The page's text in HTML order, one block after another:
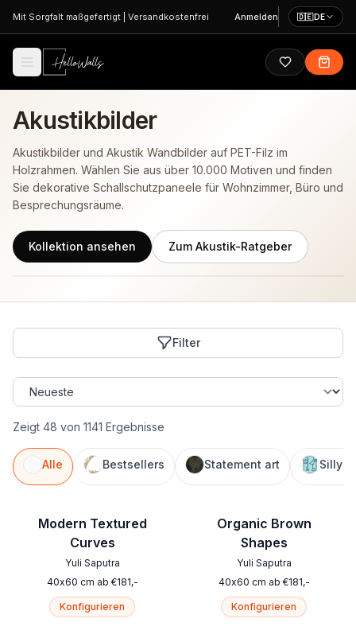
Zum Hauptinhalt springen
Mit Sorgfalt maßgefertigt Versandkostenfrei Anmelden 🇩🇪DE
Akustikbilder
Akustikbilder und Akustik Wandbilder auf PET-Filz im
Holzrahmen. Wählen Sie aus über 10.000 Motiven und finden
Sie dekorative Schallschutzpaneele für Wohnzimmer, Büro und
Besprechungsräume.
Kollektion ansehen Zum Akustik-Ratgeber
Filter
Zeigt 48 von 1141 Ergebnisse
Alle Bestsellers Statement art Silly
Modern Textured
Curves
Yuli Saputra
40x60 cm ab €181,-
Konfigurieren
Organic Brown
Shapes
Yuli Saputra
40x60 cm ab €181,-
Konfigurieren